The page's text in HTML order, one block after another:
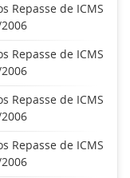
Repasse de ICMS
Repasse de ICMS
Repasse de ICMS
Repasse de ICMS